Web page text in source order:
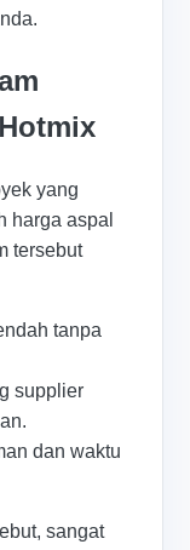
yang
harga aspal
tersebut
tanpa
supplier
dan waktu
sangat